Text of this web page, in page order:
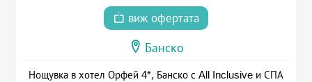
виж офертата
Банско
Нощувка в хотел Орфей 4*, Банско с All Inclusive и СПА